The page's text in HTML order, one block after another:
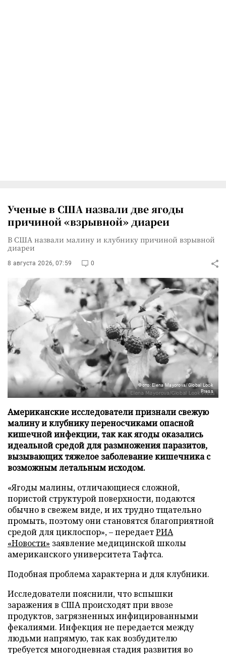
Ученые в США назвали две ягоды
причиной «взрывной» диареи
В США назвали малину и клубнику причиной взрывной
диареи
8 августа 2026, 07:59 0
Фото: Elena Mayorova/Global Look
Press
Американские исследователи признали свежую
малину и клубнику переносчиками опасной
кишечной инфекции, так как ягоды оказались
идеальной средой для размножения паразитов,
вызывающих тяжелое заболевание кишечника с
возможным летальным исходом.
«Ягоды малины, отличающиеся сложной,
пористой структурой поверхности, подаются
обычно в свежем виде, и их трудно тщательно
промыть, поэтому они становятся благоприятной
средой для циклоспор», – передаетРИА
«Новости» заявление медицинской школы
американского университета Тафтса.
Подобная проблема характерна и для клубники.
Исследователи пояснили, что вспышки
заражения в США происходят при ввозе
продуктов, загрязненных инфицированными
фекалиями. Инфекция не передается между
людьми напрямую, так как возбудителю
требуется многодневная стадия развития во